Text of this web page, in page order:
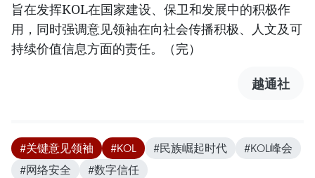
旨在发挥KOL在国家建设、保卫和发展中的积极作
用，同时强调意见领袖在向社会传播积极、人文及可
持续价值信息方面的责任。（完）
越通社
#关键意见领袖 #KOL #民族崛起时代
#KOL峰会
#网络安全
#数字信任